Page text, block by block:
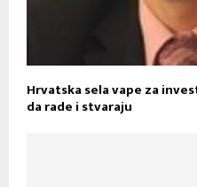
Hrvatska sela vape za
da rade i stvaraju